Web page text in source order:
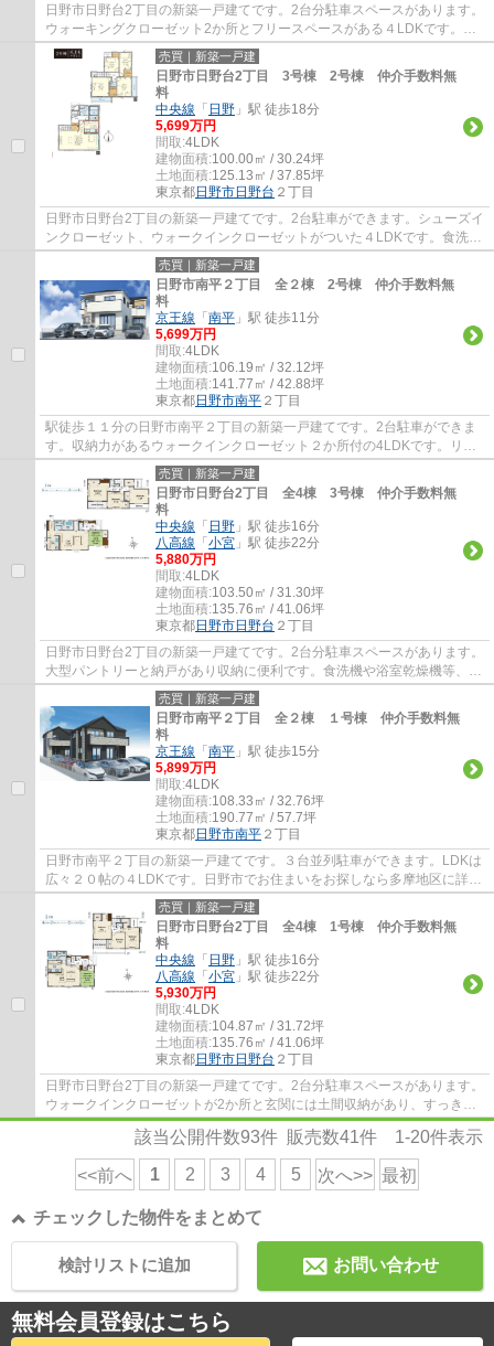
日野市日野台2丁目の新築一戸建てです。2台分駐車スペースがあります。
ウォーキングクローゼット2か所とフリースペースがある４LDKです。食
洗機や浴室乾燥機等、設備も充実しています...
売買｜新築一戸建
日野市日野台2丁目 3号棟 2号棟 仲介手数料無
料
中央線 「 日野 」駅 徒歩18分
5,699万円
間取:4LDK
建物面積:100.00㎡ / 30.24坪
土地面積:125.13㎡ / 37.85坪
東京都日野市日野台 ２丁目
日野市日野台2丁目の新築一戸建てです。2台駐車ができます。シューズイ
ンクローゼット、ウォークインクローゼットがついた４LDKです。食洗機
や浴室乾燥機等、設備も充実しています。日...
売買｜新築一戸建
日野市南平２丁目 全２棟 2号棟 仲介手数料無
料
京王線 「 南平 」駅 徒歩11分
5,699万円
間取:4LDK
建物面積:106.19㎡ / 32.12坪
土地面積:141.77㎡ / 42.88坪
東京都日野市南平 ２丁目
駅徒歩１１分の日野市南平２丁目の新築一戸建てです。2台駐車ができま
す。収納力があるウォークインクローゼット２か所付の4LDKです。リビ
ングは間仕切りで一つ部屋を作ることができま...
売買｜新築一戸建
日野市日野台2丁目 全4棟 3号棟 仲介手数料無
料
中央線 「 日野 」駅 徒歩16分
八高線 「 小宮 」駅 徒歩22分
5,880万円
間取:4LDK
建物面積:103.50㎡ / 31.30坪
土地面積:135.76㎡ / 41.06坪
東京都日野市日野台 ２丁目
日野市日野台2丁目の新築一戸建てです。2台分駐車スペースがあります。
大型パントリーと納戸があり収納に便利です。食洗機や浴室乾燥機等、設
備も充実しています。日野市でお住まいを...
売買｜新築一戸建
日野市南平２丁目 全２棟 １号棟 仲介手数料無
料
京王線 「 南平 」駅 徒歩15分
5,899万円
間取:4LDK
建物面積:108.33㎡ / 32.76坪
土地面積:190.77㎡ / 57.7坪
東京都日野市南平 ２丁目
日野市南平２丁目の新築一戸建てです。３台並列駐車ができます。LDKは
広々２０帖の４LDKです。日野市でお住まいをお探しなら多摩地区に詳し
いエージーホームに是非お任せください。ま...
売買｜新築一戸建
日野市日野台2丁目 全4棟 1号棟 仲介手数料無
料
中央線 「 日野 」駅 徒歩16分
八高線 「 小宮 」駅 徒歩22分
5,930万円
間取:4LDK
建物面積:104.87㎡ / 31.72坪
土地面積:135.76㎡ / 41.06坪
東京都日野市日野台 ２丁目
日野市日野台2丁目の新築一戸建てです。2台分駐車スペースがあります。
ウォークインクローゼットが2か所と玄関には土間収納があり、すっきり
と暮らせます。食洗機や浴室乾燥機等、設備...
該当公開件数93件 販売数41件 1-20件表示
<<前へ 1 2 3 4 5 次へ>> 最初
チェックした物件をまとめて
お問い合わせ
検討リストに追加
無料会員登録はこちら